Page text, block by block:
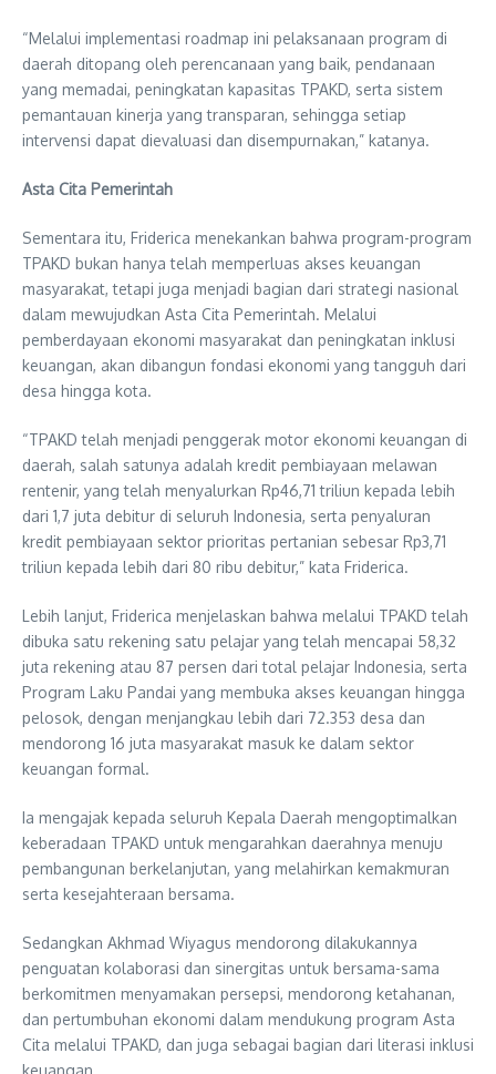
“Melalui implementasi roadmap ini pelaksanaan program di
daerah ditopang oleh perencanaan yang baik, pendanaan
yang memadai, peningkatan kapasitas TPAKD, serta sistem
pemantauan kinerja yang transparan, sehingga setiap
intervensi dapat dievaluasi dan disempurnakan,” katanya.
Asta Cita Pemerintah
Sementara itu, Friderica menekankan bahwa program-program
TPAKD bukan hanya telah memperluas akses keuangan
masyarakat, tetapi juga menjadi bagian dari strategi nasional
dalam mewujudkan Asta Cita Pemerintah. Melalui
pemberdayaan ekonomi masyarakat dan peningkatan inklusi
keuangan, akan dibangun fondasi ekonomi yang tangguh dari
desa hingga kota.
“TPAKD telah menjadi penggerak motor ekonomi keuangan di
daerah, salah satunya adalah kredit pembiayaan melawan
rentenir, yang telah menyalurkan Rp46,71 triliun kepada lebih
dari 1,7 juta debitur di seluruh Indonesia, serta penyaluran
kredit pembiayaan sektor prioritas pertanian sebesar Rp3,71
triliun kepada lebih dari 80 ribu debitur,” kata Friderica.
Lebih lanjut, Friderica menjelaskan bahwa melalui TPAKD telah
dibuka satu rekening satu pelajar yang telah mencapai 58,32
juta rekening atau 87 persen dari total pelajar Indonesia, serta
Program Laku Pandai yang membuka akses keuangan hingga
pelosok, dengan menjangkau lebih dari 72.353 desa dan
mendorong 16 juta masyarakat masuk ke dalam sektor
keuangan formal.
Ia mengajak kepada seluruh Kepala Daerah mengoptimalkan
keberadaan TPAKD untuk mengarahkan daerahnya menuju
pembangunan berkelanjutan, yang melahirkan kemakmuran
serta kesejahteraan bersama.
Sedangkan Akhmad Wiyagus mendorong dilakukannya
penguatan kolaborasi dan sinergitas untuk bersama-sama
berkomitmen menyamakan persepsi, mendorong ketahanan,
dan pertumbuhan ekonomi dalam mendukung program Asta
Cita melalui TPAKD, dan juga sebagai bagian dari literasi inklusi
keuangan.